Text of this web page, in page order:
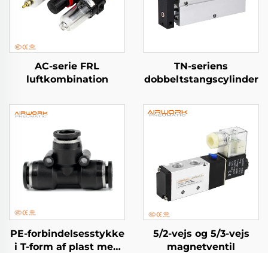
AC-serie FRL
luftkombination
TN-seriens
dobbeltstangscylinder
PE-forbindelsesstykke
i T-form af plast med
5/2-vejs og 5/3-vejs
magnetventil